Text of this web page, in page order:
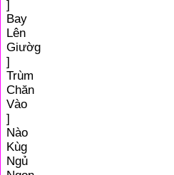
]
Bay
Lên
Giườg
]
Trùm
Chăn
Vào
]
Nào
Kùg
Ngủ